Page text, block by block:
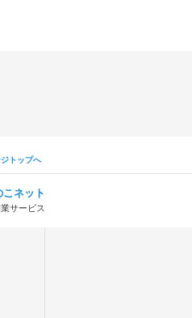
トップへ
こネット
サービス